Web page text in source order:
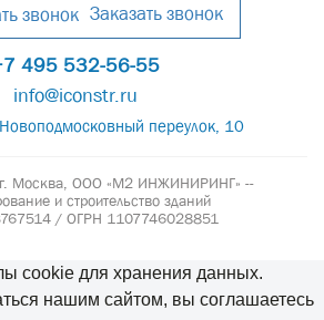
Заказать звонок
495 532-56-55
info@iconstr.ru
переулок, 10
Москва, ООО «М2 ИНЖИНИРИНГ» --
и строительство зданий
/ ОГРН 1107746028851
cookie для хранения данных.
нашим сайтом, вы соглашаетесь